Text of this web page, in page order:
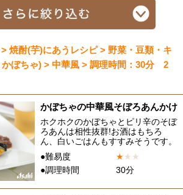
焼酎(芋)にあうレシピ > 野菜・豆類・キ
かぼちゃ) > 中華風 > 調理時間：30分 2
かぼちゃの中華風そぼろあんかけ
ホクホクのかぼちゃとピリ辛のそぼ
ろあんは相性抜群!お酒はもちろ
ん、白いごはんもすすみそうです。
●難易度
★★ ★
●調理時間
30分